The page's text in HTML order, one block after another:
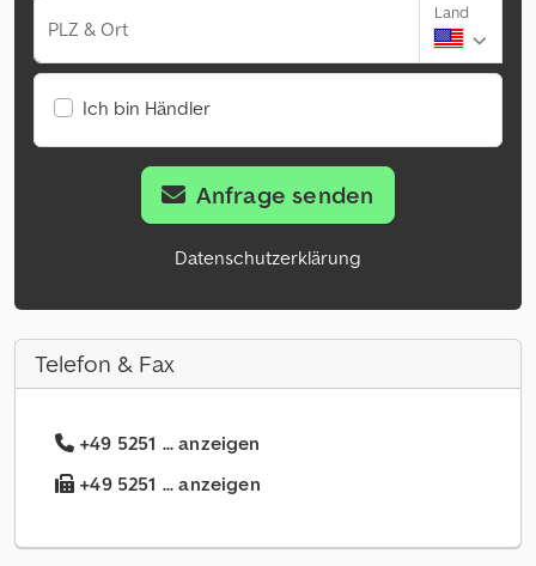
PLZ & Ort
Land
Ich bin Händler
Anfrage senden
Datenschutzerklärung
Telefon & Fax
+49 5251 ... anzeigen
+49 5251 ... anzeigen